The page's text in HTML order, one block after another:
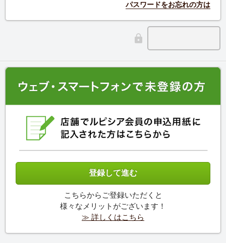
パスワードをお忘れの方は
こちらからご登録いただくと
様々なメリットがございます！
≫ 詳しくはこちら